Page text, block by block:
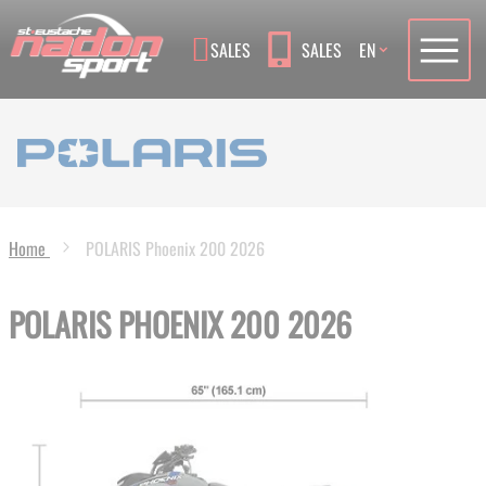
SALES SALES Language
EN
Home POLARIS Phoenix 200 2026
POLARIS PHOENIX 200 2026